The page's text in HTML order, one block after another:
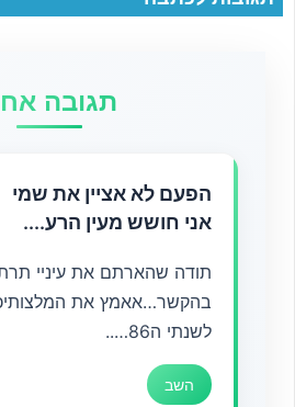
תגובה
הפעם לא אציין את שמי
אני חושש מעין הרע....
תודה שהארתם את עיניי
בהקשר…אאמץ את
לשנתי ה86…..
השב